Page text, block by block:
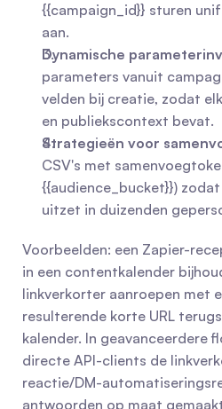
{{campaign_id}} sturen
aan.
Dynamische
parameters vanuit
velden bij creatie, zodat
en publiekscontext bevat.
Strategieën voor
CSV's met
{{audience_bucket}})
uitzet in duizenden
Voorbeelden: een Zapier-
in een contentkalender
linkverkorter aanroepen met
resulterende korte URL
kalender. In geavanceerdere
directe API-clients de
reactie/DM-
antwoorden op maat